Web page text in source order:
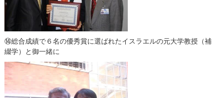
⑭総合成績で６名の優秀賞に選ばれたイスラエルの元大学教授（補
綴学）と御一緒に